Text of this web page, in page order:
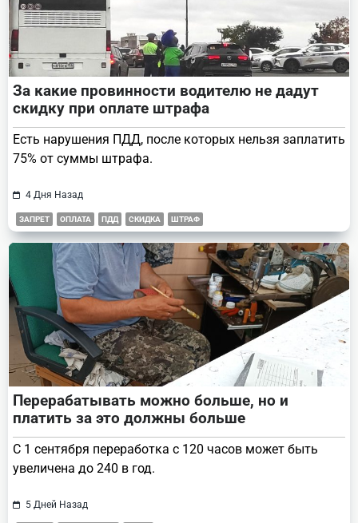
За какие провинности водителю не дадут
скидку при оплате штрафа
Есть нарушения ПДД, после которых нельзя заплатить
75% от суммы штрафа.
4 Дня Назад
ЗАПРЕТ ОПЛАТА ПДД СКИДКА ШТРАФ
Перерабатывать можно больше, но и
платить за это должны больше
С 1 сентября переработка с 120 часов может быть
увеличена до 240 в год.
5 Дней Назад